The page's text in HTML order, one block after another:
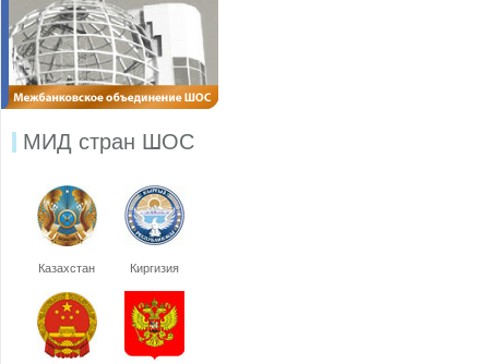
МИД стран ШОС
Казахстан Киргизия